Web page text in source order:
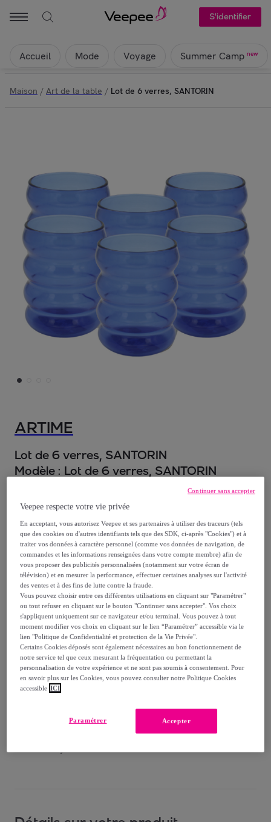
S'identifier
Accueil Mode Voyage Summer Camp new
Maison / Art de la table / Lot de 6 verres, SANTORIN
ARTIME
Lot de 6 verres, SANTORIN
Modèle : Lot de 6 verres, SANTORIN
32,49 €
49, 99 €
-35%
Vendu parARTIME
Livraison
Livraison à partir de6,95 €
Offerte par la marque dès 70,80 € d'achat
Livraison estimée: entre le
Veepee respecte votre vie privée
En acceptant, vous autorisez Veepee et ses partenaires à utiliser des traceurs (tels
que des cookies ou d'autres identifiants tels que des SDK, ci-après "Cookies") et à
traiter vos données à caractère personnel (comme vos données de navigation, de
commandes et les informations renseignées dans votre compte membre) afin de
vous proposer des publicités personnalisées (notamment sur votre écran de
télévision) et en mesurer la performance, effectuer certaines analyses sur l'activité
des ventes et à des fins de lutte contre la fraude.
Vous pouvez choisir entre ces différentes utilisations en cliquant sur "Paramétrer"
ou tout refuser en cliquant sur le bouton "Continuer sans accepter". Vos choix
s'appliquent uniquement sur ce navigateur et/ou terminal. Vous pouvez à tout
moment modifier vos choix en cliquant sur le lien “Paramétrer” accessible via le
lien "Politique de Confidentialité et protection de la Vie Privée".
Certains Cookies déposés sont également nécessaires au bon fonctionnement de
notre service tel que ceux mesurant la fréquentation ou permettant la
personnalisation de votre expérience et ne sont pas soumis à consentement. Pour
en savoir plus sur les Cookies, vous pouvez consulter notre Politique Cookies
accessible ICI
Accepter
Paramétrer
Continuer sans accepter